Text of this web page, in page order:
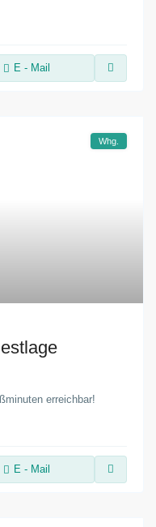
E - Mail
Whg.
erreichbar!
E - Mail